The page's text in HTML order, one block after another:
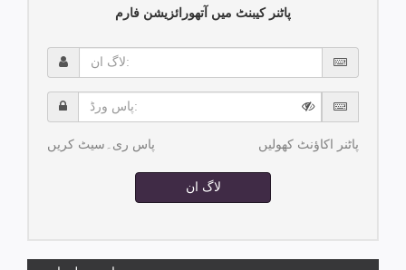
پاٹنر کیبنٹ میں آتھورائزیشن فارم
لاگ
پاس
پاس ری۔سیٹ کریں
پاٹنر اکاؤنٹ کھولیں
لاگ ان